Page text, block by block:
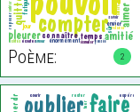
2
Poème: